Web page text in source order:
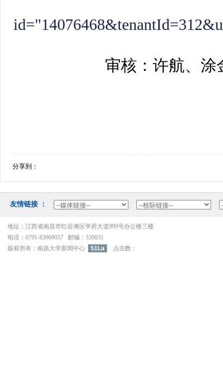
审核：许航、涂
分享到：
友情链接：
地址：江西省南昌市红谷滩区学府大道999号办公楼三楼
电话：0791-83969057邮编：330031
版权所有：南昌大学新闻中心
51La 点击数：